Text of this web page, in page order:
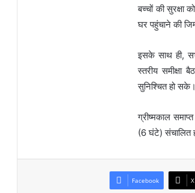
बच्चों की सुरक्षा
घर पहुंचाने की
इसके साथ ही,
स्तरीय समीक्षा
सुनिश्चित हो सके।
ग्रीष्मकाल
(6 घंटे) संचालित
Facebook X